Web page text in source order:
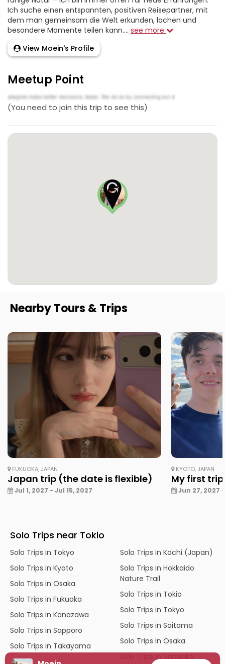
Ich suche einen entspannten, positiven Reisepartner, mit
dem man gemeinsam die Welt erkunden, lachen und
besondere Momente teilen kann.... see more
View Moein's Profile
Meetup Point
(You need to join this trip to see this)
Nearby Tours & Trips
FUKUOKA, JAPAN
Japan trip (the date is flexible)
Jul 1, 2027 - Jul 15, 2027
KYOTO, JAPAN
My first
Jun 27, 2027
Solo Trips near Tokio
Solo Trips in Tokyo
Solo Trips in Kyoto
Solo Trips in Osaka
Solo Trips in Fukuoka
Solo Trips in Kanazawa
Solo Trips in Sapporo
Solo Trips in Takayama
Solo Trips in Kochi (Japan)
Solo Trips in Hokkaido
Nature Trail
Solo Trips in Tokio
Solo Trips in Tokyo
Solo Trips in Saitama
Solo Trips in Osaka